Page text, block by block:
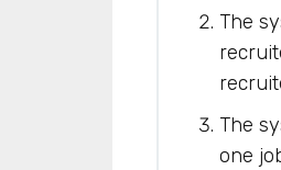
The
The
one